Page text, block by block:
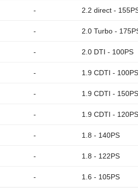
- 2.2 direct -
- 2.0 Turbo -
- 2.0 DTI - 100PS
- 1.9 CDTI - 100PS
- 1.9 CDTI - 150PS
- 1.9 CDTI - 120PS
- 1.8 - 140PS
- 1.8 - 122PS
- 1.6 - 105PS